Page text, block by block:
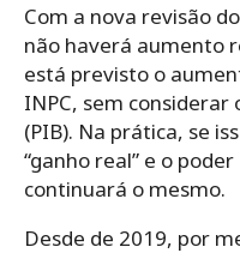
Com a nova revisão
não haverá aumento
está previsto o
INPC, sem
(PIB). Na prática, se
“ganho real” e o
continuará o mesmo.
Desde de 2019, por